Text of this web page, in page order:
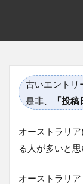
古いエントリ
是非、
「投稿
オーストラリ
る人が多いと思
オーストラリ